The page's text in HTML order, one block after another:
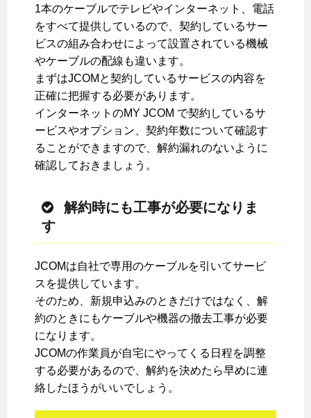
1本のケーブルでテレビやインターネット、電話
をすべて提供しているので、契約しているサー
ビスの組み合わせによって設置されている機械
やケーブルの配線も違います。
まずはJCOMと契約しているサービスの内容を
正確に把握する必要があります。
インターネットのMY JCOM で契約しているサ
ービスやオプション、契約年数について確認す
ることができますので、解約漏れのないように
確認しておきましょう。
解約時にも工事が必要になりま
す
JCOMは自社で専用のケーブルを引いてサービ
スを提供しています。
そのため、新規申込みのときだけではなく、解
約のときにもケーブルや機器の撤去工事が必要
になります。
JCOMの作業員が自宅にやってくる日程を調整
する必要があるので、解約を決めたら早めに連
絡したほうがいいでしょう。